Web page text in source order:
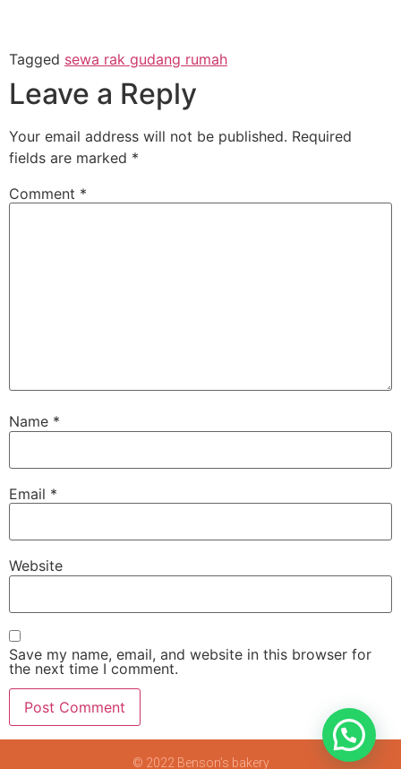
Tagged sewa rak gudang rumah
Leave a Reply
Your email address will not be published. Required
fields are marked *
Comment *
Name *
Email *
Website
Save my name, email, and website in this browser for
the next time I comment.
© 2022 Benson’s bakery